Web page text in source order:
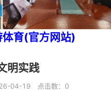
育(官方网站)
明实践
04-19 点击数：0